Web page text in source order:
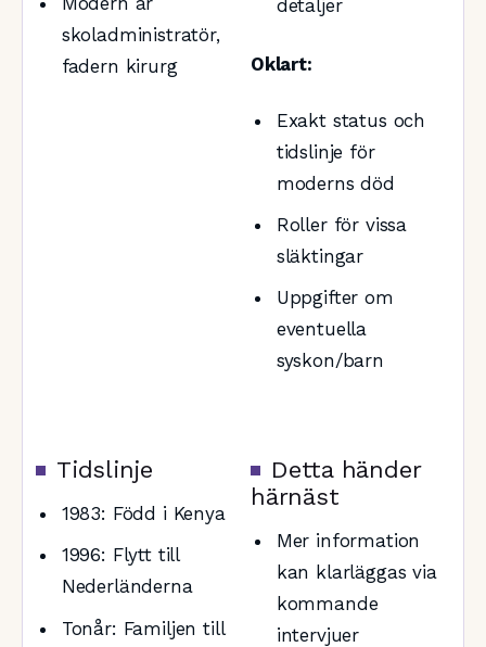
skoladministratör,
fadern kirurg
detaljer
Oklart:
Exakt status och
tidslinje för
moderns död
Roller för vissa
släktingar
Uppgifter om
eventuella
syskon/barn
Tidslinje
1983: Född i Kenya
1996: Flytt till
Nederländerna
Tonår: Familjen till
Detta händer
härnäst
Mer information
kan klarläggas via
kommande
intervjuer